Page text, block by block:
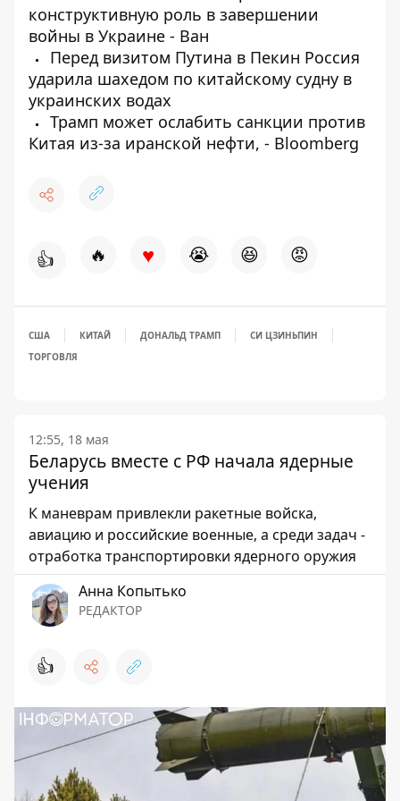
конструктивную роль в завершении
войны в Украине - Ван
Перед визитом Путина в Пекин Россия
ударила шахедом по китайскому судну в
украинских водах
Трамп может ослабить санкции против
Китая из-за иранской нефти, - Bloomberg
👍 🔥 ♥ 😭 😆 😡
США КИТАЙ ДОНАЛЬД ТРАМП
СИ ЦЗИНЬПИН
ТОРГОВЛЯ
12:55, 18 мая
Беларусь вместе с РФ начала ядерные
учения
К маневрам привлекли ракетные войска,
авиацию и российские военные, а среди задач -
отработка транспортировки ядерного оружия
Анна Копытько
РЕДАКТОР
👍